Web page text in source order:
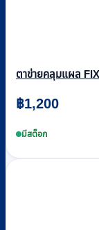
ตาข่ายคลุมแผล
฿1,200
มีสต็อก